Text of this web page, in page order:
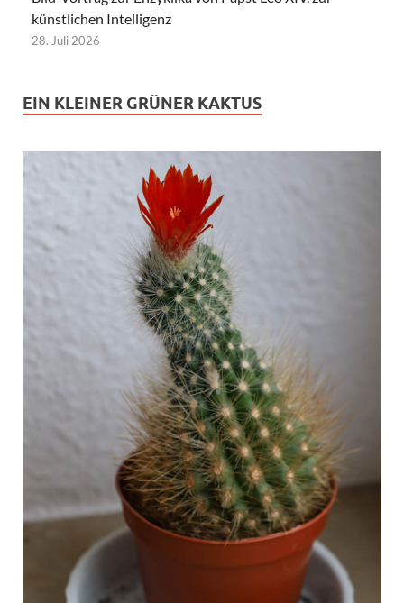
künstlichen Intelligenz
28. Juli 2026
EIN KLEINER GRÜNER KAKTUS